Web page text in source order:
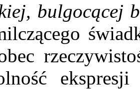
bulgocącej
ekspresji